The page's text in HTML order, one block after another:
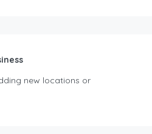
new locations or